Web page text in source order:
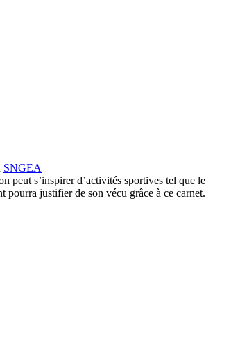
SNGEA
peut s’inspirer d’activités sportives tel que le
pourra justifier de son vécu grâce à ce carnet.